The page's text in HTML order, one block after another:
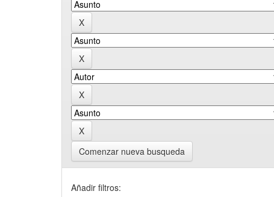
Comenzar nueva busqueda
Añadir filtros: